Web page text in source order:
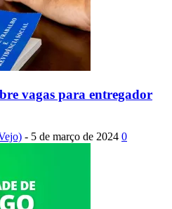
vagas para entregador
- 5 de março de 2024 0